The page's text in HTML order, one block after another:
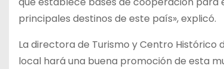
principales destinos de este país», explicó.
La directora de Turismo y Centro Histórico
local hará una buena promoción de esta